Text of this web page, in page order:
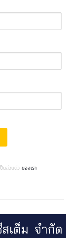
ป็นส่วนตัว ของเรา
เต็ม จำกัด